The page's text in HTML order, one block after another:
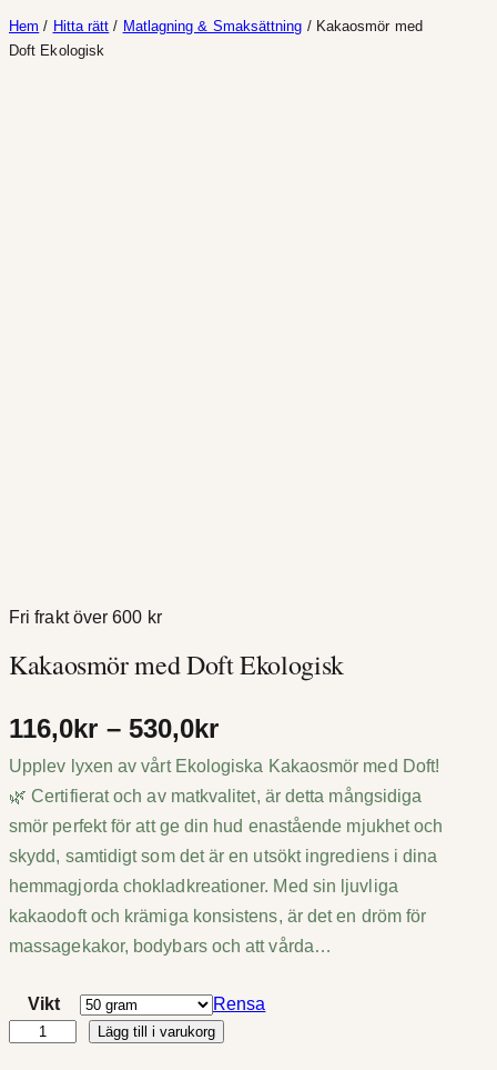
Hem / Hitta rätt / Matlagning & Smaksättning / Kakaosmör med
Doft Ekologisk
Fri frakt över 600 kr
Kakaosmör med Doft Ekologisk
116,0kr – 530,0krP
r
i
s
i
n
t
e
Upplev lyxen av vårt Ekologiska Kakaosmör med Doft!
🌿 Certifierat och av matkvalitet, är detta mångsidiga
smör perfekt för att ge din hud enastående mjukhet och
skydd, samtidigt som det är en utsökt ingrediens i dina
hemmagjorda chokladkreationer. Med sin ljuvliga
kakaodoft och krämiga konsistens, är det en dröm för
massagekakor, bodybars och att vårda…
Vikt
Rensa
Lägg till i varukorg